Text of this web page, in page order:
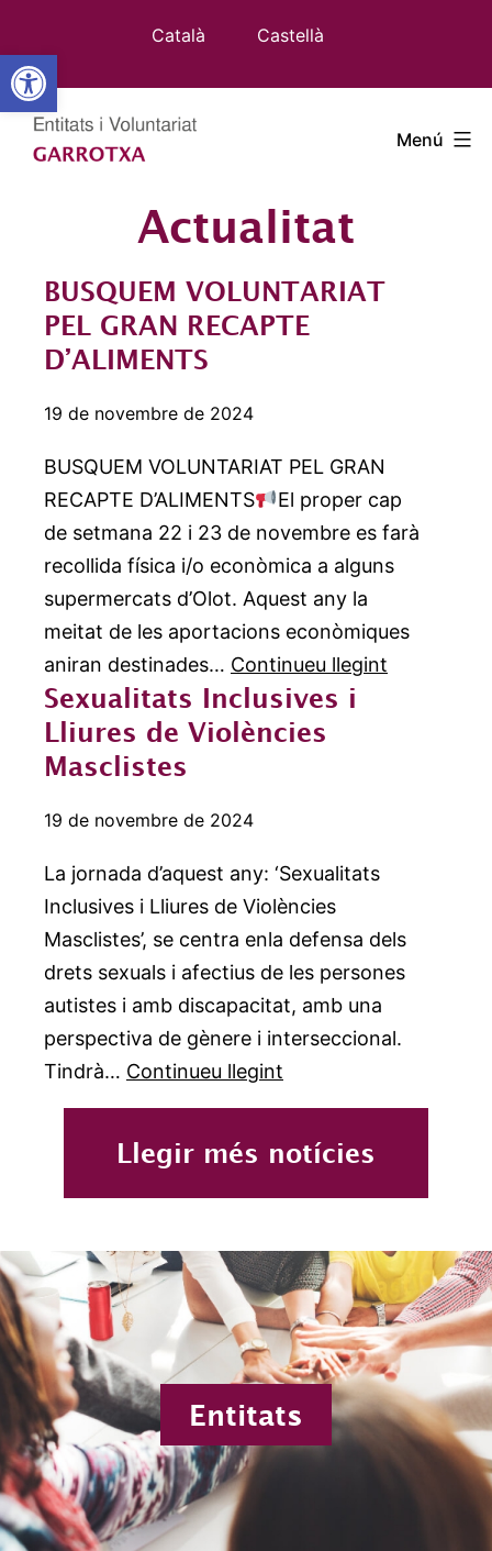
Obre la barra d'eines
al
contingut
Català Castellà
Menú
Actualitat
BUSQUEM VOLUNTARIAT
PEL GRAN RECAPTE
D’ALIMENTS
19 de novembre de 2024
BUSQUEM VOLUNTARIAT PEL GRAN
RECAPTE D’ALIMENTS
El proper cap
de setmana 22 i 23 de novembre es farà
recollida física i/o econòmica a alguns
supermercats d’Olot. Aquest any la
meitat de les aportacions econòmiques
aniran destinades… Continueu llegint
Sexualitats Inclusives i
Lliures de Violències
Masclistes
19 de novembre de 2024
La jornada d’aquest any: ‘Sexualitats
Inclusives i Lliures de Violències
Masclistes’, se centra enla defensa dels
drets sexuals i afectius de les persones
autistes i amb discapacitat, amb una
perspectiva de gènere i interseccional.
Tindrà… Continueu llegint
Inclusives
Lliures
de
Masclistes
Llegir més notícies
Entitats